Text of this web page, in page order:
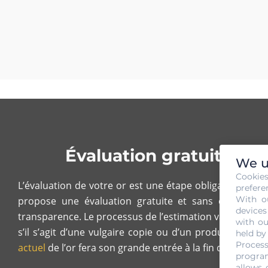
Évaluation gratuite et
L’évaluation de votre or est une étape obligatoire si
propose une évaluation gratuite et sans
transparence. Le processus de l’estimation va se
s’il s’agit d’une vulgaire copie ou d’un produit
actuel de l’or fera son grande entrée à la fin de
We
With
with
held